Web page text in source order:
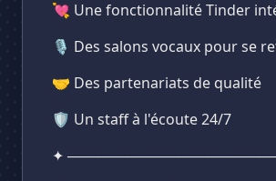
💘 Une fonctionnalité Tinder
🎙️ Des salons vocaux pour se
🤝 Des partenariats de qualité
🛡️ Un staff à l'écoute 24/7
✦